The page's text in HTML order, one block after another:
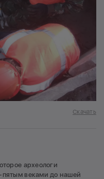
Скачать
археологи
пятым веками до нашей